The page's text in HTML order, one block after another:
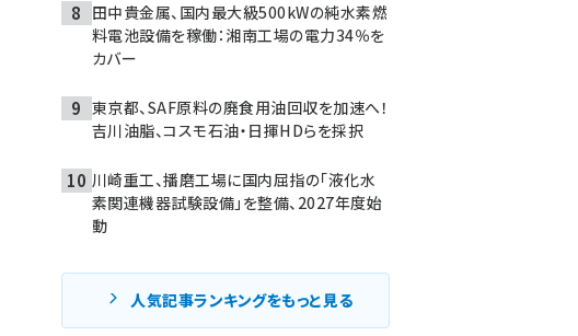
田中貴金属、国内最大級500kWの純水素燃
料電池設備を稼働：湘南工場の電力34％を
カバー
東京都、SAF原料の廃食用油回収を加速へ！
吉川油脂、コスモ石油・日揮HDらを採択
川崎重工、播磨工場に国内屈指の「液化水
素関連機器試験設備」を整備、2027年度始
動
人気記事ランキングをもっと見る